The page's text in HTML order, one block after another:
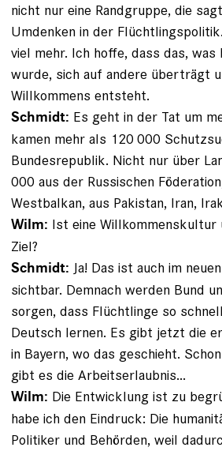
nicht nur eine Randgruppe, die
Umdenken in der
viel mehr. Ich hoffe, dass das, was
wurde, sich auf andere überträgt
Willkommens entsteht.
Schmidt: Es geht in der Tat um
kamen mehr als 120 000
Bundesrepublik. Nicht nur über
000 aus der Russischen
Westbalkan, aus Pakistan, Iran,
Wilm: Ist eine Willkommenskultur
Ziel?
Schmidt: Ja! Das ist auch im
sichtbar. Demnach werden Bund
sorgen, dass Flüchtlinge so
Deutsch lernen. Es gibt jetzt die
in Bayern, wo das geschieht.
gibt es die Arbeitserlaubnis...
Wilm: Die Entwicklung ist zu
habe ich den Eindruck: Die
Politiker und Behörden, weil